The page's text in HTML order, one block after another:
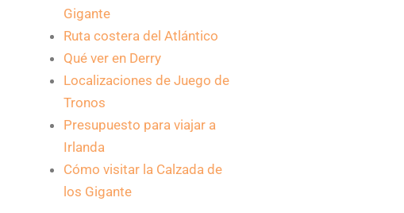
Gigante
Ruta costera del Atlántico
Qué ver en Derry
Localizaciones de Juego de
Tronos
Presupuesto para viajar a
Irlanda
Cómo visitar la Calzada de
los Gigante